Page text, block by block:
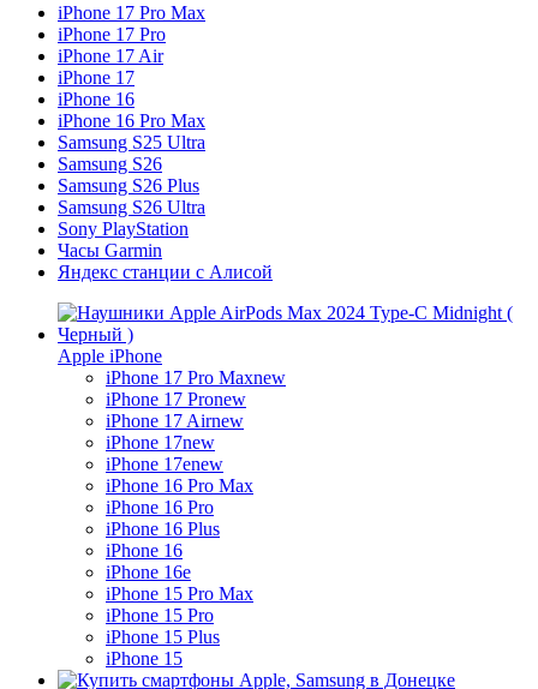
iPhone 17 Pro Max
iPhone 17 Pro
iPhone 17 Air
iPhone 17
iPhone 16
iPhone 16 Pro Max
Samsung S25 Ultra
Samsung S26
Samsung S26 Plus
Samsung S26 Ultra
Sony PlayStation
Часы Garmin
Яндекс станции с Алисой
Apple iPhone
iPhone 17 Pro Maxnew
iPhone 17 Pronew
iPhone 17 Airnew
iPhone 17new
iPhone 17enew
iPhone 16 Pro Max
iPhone 16 Pro
iPhone 16 Plus
iPhone 16
iPhone 16e
iPhone 15 Pro Max
iPhone 15 Pro
iPhone 15 Plus
iPhone 15